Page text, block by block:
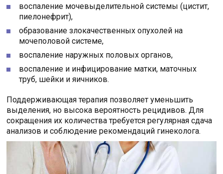
воспаление мочевыделительной системы (цистит,
пиелонефрит),
образование злокачественных опухолей на
мочеполовой системе,
воспаление наружных половых органов,
воспаление и инфицирование матки, маточных
труб, шейки и яичников.
Поддерживающая терапия позволяет уменьшить
выделения, но высока вероятность рецидивов. Для
сокращения их количества требуется регулярная сдача
анализов и соблюдение рекомендаций гинеколога.